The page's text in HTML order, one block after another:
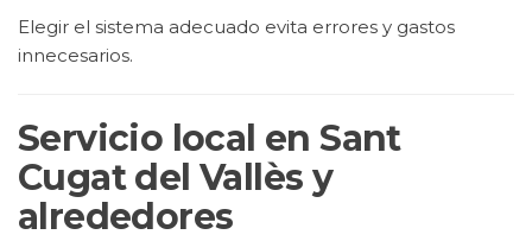
Elegir el sistema adecuado evita errores y gastos
innecesarios.
Servicio local en Sant
Cugat del Vallès y
alrededores